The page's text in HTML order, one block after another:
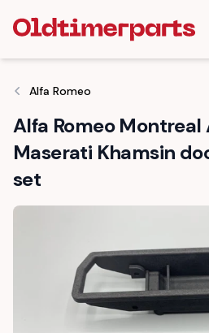
Alfa Romeo
Alfa Romeo Montreal
Maserati Khamsin
set